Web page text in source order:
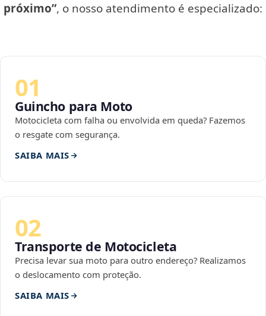
próximo”, o nosso atendimento é especializado:
01
Guincho para Moto
Motocicleta com falha ou envolvida em queda? Fazemos
o resgate com segurança.
SAIBA MAIS
02
Transporte de Motocicleta
Precisa levar sua moto para outro endereço? Realizamos
o deslocamento com proteção.
SAIBA MAIS